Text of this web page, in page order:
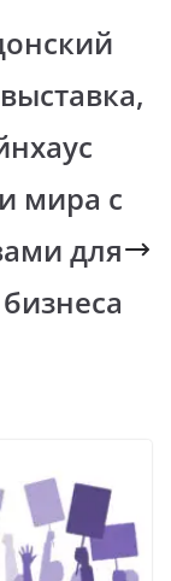
мира с
для
бизнеса